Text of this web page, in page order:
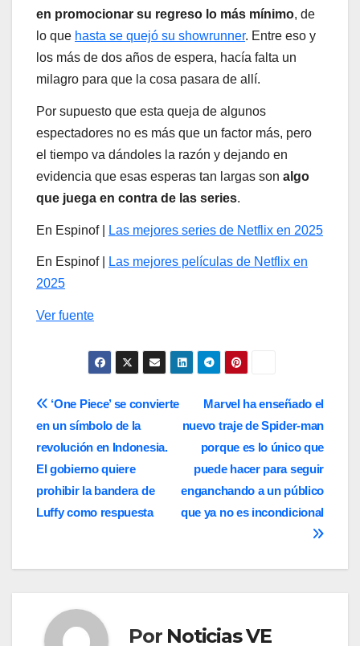
en promocionar su regreso lo más mínimo, de
lo que hasta se quejó su showrunner. Entre eso y
los más de dos años de espera, hacía falta un
milagro para que la cosa pasara de allí.
Por supuesto que esta queja de algunos
espectadores no es más que un factor más, pero
el tiempo va dándoles la razón y dejando en
evidencia que esas esperas tan largas son algo
que juega en contra de las series.
En Espinof | Las mejores series de Netflix en 2025
En Espinof |
Las mejores películas de Netflix en
2025
Ver fuente
Navegación
de
entradas
Marvel ha enseñado el
nuevo traje de Spider-man
porque es lo único que
puede hacer para seguir
enganchando a un público
que ya no es incondicional
‘One Piece’ se convierte
en un símbolo de la
revolución en Indonesia.
El gobierno quiere
prohibir la bandera de
Luffy como respuesta
Por Noticias VE